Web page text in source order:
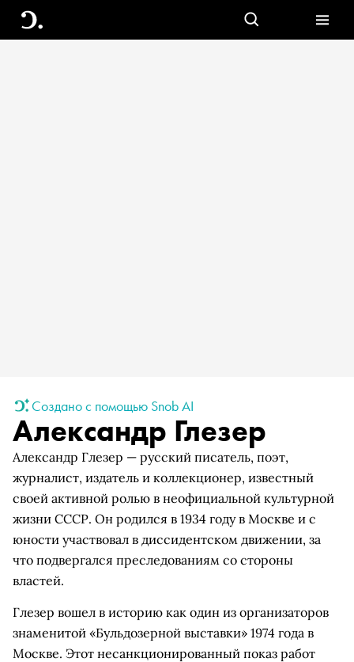
Создано с помощью Snob AI
Александр Глезер
Александр Глезер — русский писатель, поэт,
журналист, издатель и коллекционер, известный
своей активной ролью в неофициальной культурной
жизни СССР. Он родился в 1934 году в Москве и с
юности участвовал в диссидентском движении, за
что подвергался преследованиям со стороны
властей.
Глезер вошел в историю как один из организаторов
знаменитой «Бульдозерной выставки» 1974 года в
Москве. Этот несанкционированный показ работ